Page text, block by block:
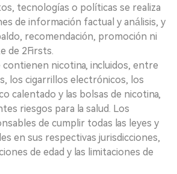
tecnologías o políticas se realiza
de información factual y análisis, y
recomendación, promoción ni
de 2Firsts.
nicotina, incluidos, entre
los cigarrillos electrónicos, los
calentado y las bolsas de nicotina,
riesgos para la salud. Los
de cumplir todas las leyes y
en sus respectivas jurisdicciones,
de edad y las limitaciones de